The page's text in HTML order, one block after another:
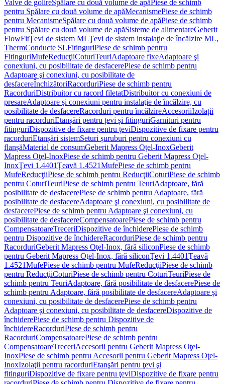
Valve de golireSpălare cu două volume de apăPiese de schimb
pentru Spălare cu două volume de apăMecanismePiese de schimb
pentru MecanismeSpălare cu două volume de apăPiese de schimb
pentru Spălare cu două volume de apăSisteme de alimentareGeberit
FlowFitŢevi de sistem MLŢevi de sistem instalaţie de încălzire ML,
ThermConducte SLFitinguriPiese de schimb pentru
FitinguriMufeReducţiiCoturiTeuriAdaptoare fixeAdaptoare şi
conexiuni, cu posibilitate de desfacerePiese de schimb pentru
Adaptoare şi conexiuni, cu posibilitate de
desfacereÎnchizătoriRacorduriPiese de schimb pentru
RacorduriDistribuitor cu racord filetatDistribuitor cu conexiuni de
presareAdaptoare şi conexiuni pentru instalaţie de încălzire, cu
posibilitate de desfacereRacorduri pentru încălzireAccesoriiIzolații
pentru racorduriEtanșări pentru țevi și fitinguriGarnituri pentru
fitinguriDispozitive de fixare pentru țeviDispozitive de fixare pentru
racorduriEtanșări sistemSeturi șuruburi pentru conexiuni cu
flanșăMaterial de consumGeberit Mapress Oţel-InoxGeberit
Mapress Oţel-InoxPiese de schimb pentru Geberit Mapress Oţel-
InoxŢevi 1.4401Ţeavă 1.4521MufePiese de schimb pentru
MufeReducţiiPiese de schimb pentru ReducţiiCoturiPiese de schimb
pentru CoturiTeuriPiese de schimb pentru TeuriAdaptoare, fără
posibilitate de desfacerePiese de schimb pentru Adaptoare, fără
posibilitate de desfacereAdaptoare şi conexiuni, cu posibilitate de
desfacerePiese de schimb pentru Adaptoare şi conexiuni, cu
posibilitate de desfacereCompensatoarePiese de schimb pentru
CompensatoareTreceriDispozitive de închiderePiese de schimb
pentru Dispozitive de închidereRacorduriPiese de schimb pentru
RacorduriGeberit Mapress Oţel-Inox, fără siliconPiese de schimb
pentru Geberit Mapress Oţel-Inox, fără siliconŢevi 1.4401Ţeavă
1.4521MufePiese de schimb pentru MufeReducţiiPiese de schimb
pentru ReducţiiCoturiPiese de schimb pentru CoturiTeuriPiese de
schimb pentru TeuriAdaptoare, fără posibilitate de desfacerePiese de
schimb pentru Adaptoare, fără posibilitate de desfacereAdaptoare şi
conexiuni, cu posibilitate de desfacerePiese de schimb pentru
Adaptoare şi conexiuni, cu posibilitate de desfacereDispozitive de
închiderePiese de schimb pentru Dispozitive de
închidereRacorduriPiese de schimb pentru
RacorduriCompensatoarePiese de schimb pentru
CompensatoareTreceriAccesorii pentru Geberit Mapress Oţel-
InoxPiese de schimb pentru Accesorii pentru Geberit Mapress Oţel-
InoxIzolaţii pentru racorduriEtanşări pentru ţevi şi
fitinguriDispozitive de fixare pentru ţeviDispozitive de fixare pentru